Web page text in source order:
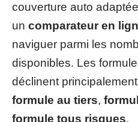
couverture auto
un comparateur en
naviguer parmi les
disponibles. Les
déclinent
formule au tiers,
formule tous risques.